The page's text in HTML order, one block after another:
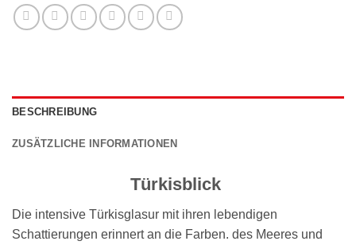
BESCHREIBUNG
ZUSÄTZLICHE INFORMATIONEN
Türkisblick
Die intensive Türkisglasur mit ihren lebendigen
Schattierungen erinnert an die Farben. des Meeres und